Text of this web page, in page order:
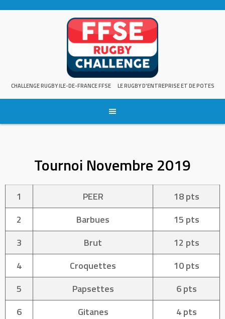
CHALLENGE RUGBY ILE-DE-FRANCE FFSE LE RUGBY D'ENTREPRISE ET DE POTES
Tournoi Novembre 2019
1 PEER
18 pts
2
Barbues
15 pts
3
Brut
12 pts
4
Croquettes
10 pts
5
Papsettes
6 pts
6
Gitanes
4 pts